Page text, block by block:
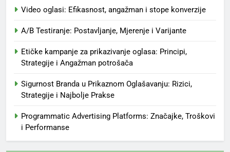
Video oglasi: Efikasnost, angažman i stope konverzije
A/B Testiranje: Postavljanje, Mjerenje i Varijante
Etičke kampanje za prikazivanje oglasa: Principi,
Strategije i Angažman potrošača
Sigurnost Branda u Prikaznom Oglašavanju: Rizici,
Strategije i Najbolje Prakse
Programmatic Advertising Platforms: Značajke, Troškovi
i Performanse